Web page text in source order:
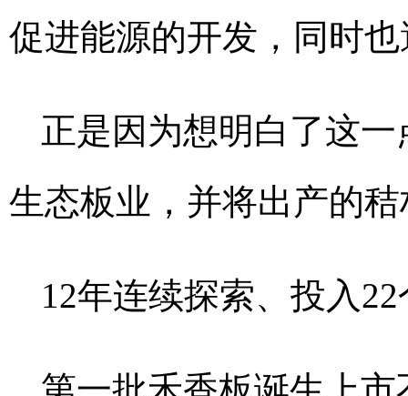
促进能源的开发，同时
正是因为想明白了这
生态板业，并将出产的
12年连续探索、投入